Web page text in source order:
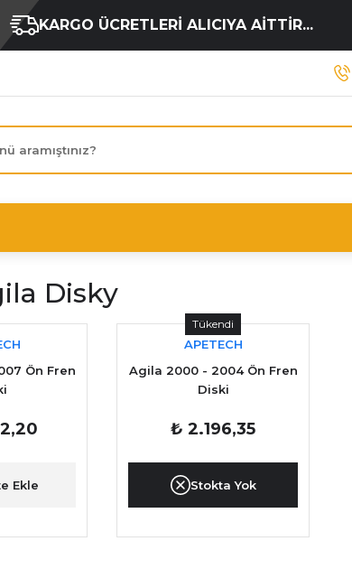
KARGO ÜCRETLERİ ALICIYA AİTTİR...
Disky
Ön Fren
Ekle
Tükendi
APETECH
Agila 2000 - 2004 Ön Fren
Diski
₺ 2.196,35
Stokta Yok